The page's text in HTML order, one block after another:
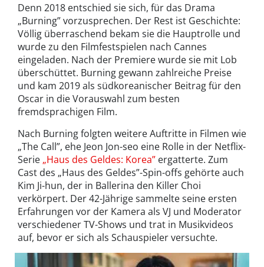
Denn 2018 entschied sie sich, für das Drama
„Burning” vorzusprechen. Der Rest ist Geschichte:
Völlig überraschend bekam sie die Hauptrolle und
wurde zu den Filmfestspielen nach Cannes
eingeladen. Nach der Premiere wurde sie mit Lob
überschüttet. Burning gewann zahlreiche Preise
und kam 2019 als südkoreanischer Beitrag für den
Oscar in die Vorauswahl zum besten
fremdsprachigen Film.
Nach Burning folgten weitere Auftritte in Filmen wie
„The Call”, ehe Jeon Jon-seo eine Rolle in der Netflix-
Serie „Haus des Geldes: Korea” ergatterte. Zum
Cast des „Haus des Geldes”-Spin-offs gehörte auch
Kim Ji-hun, der in Ballerina den Killer Choi
verkörpert. Der 42-Jährige sammelte seine ersten
Erfahrungen vor der Kamera als VJ und Moderator
verschiedener TV-Shows und trat in Musikvideos
auf, bevor er sich als Schauspieler versuchte.